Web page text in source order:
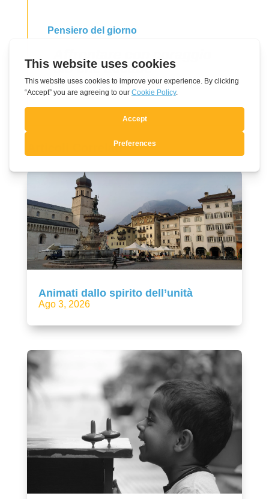
Pensiero del giorno
ciò che accade
Articoli Correlati
Animati dallo spirito dell’unità
Ago 3, 2026